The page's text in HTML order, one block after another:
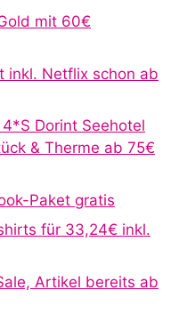
mit 60€
inkl. Netflix schon ab
Dorint Seehotel
& Therme ab 75€
Paket gratis
für 33,24€ inkl.
Artikel bereits ab